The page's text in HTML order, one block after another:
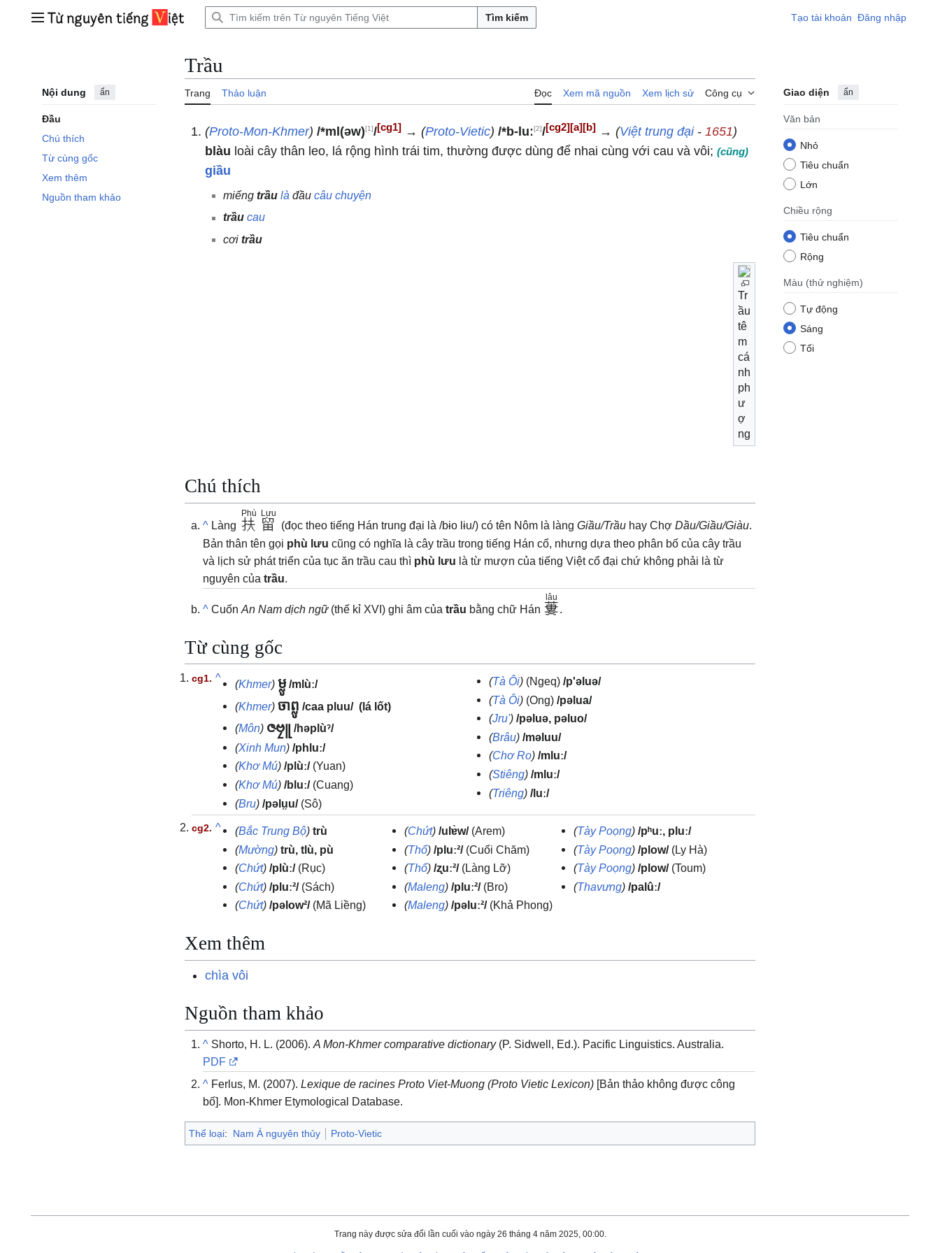
Trình đơn chính Tìm kiếm Tạo tài khoản Đăng nhập
Nội dung ẩn
Đầu
Chú thích
Từ cùng gốc
Xem thêm
Nguồn tham khảo
Trầu
Trang Thảo luận Đọc Xem mã nguồn Xem lịch sử Công cụ Giao diện ẩn
Văn bản
Nhỏ
Tiêu chuẩn
Lớn
Chiều rộng
Tiêu chuẩn
Rộng
Màu (thử nghiệm)
Tự động
Sáng
Tối
(Proto-Mon-Khmer) /*ml(əw)[1]/[cg1] →(Proto-Vietic) /*b-luː[2]/[cg2][a][b] →(Việt trung đại-1651)
blàu loài cây thân leo, lá rộng hình trái tim, thường được dùng để nhai cùng với cau và vôi;(cũng)
giầu
miếngtrầu là đầucâu chuyện
trầu cau
cơitrầu
Tr
ầu
tê
m
cá
nh
ph
ư
ợ
ng
Chú thích
^ Làng 扶
Phù
留
Lưu
(đọc theo tiếng Hán trung đại là /bɨo lɨu/) có tên Nôm là làng Giầu/Trầuhay Chợ Dầu/Giầu/Giàu.
Bản thân tên gọi phù lưu cũng có nghĩa là cây trầu trong tiếng Hán cổ, nhưng dựa theo phân bố của cây trầu
và lịch sử phát triển của tục ăn trầu cau thì phù lưu là từ mượn của tiếng Việt cổ đại chứ không phải là từ
nguyên củatrầu
^ CuốnAn Nam dịch ngữ(thế kỉ XVI) ghi âm củatrầu bằng chữ Hán 蔞
lâu
.
Từ cùng gốc
^ (Khmer) ម្លូ /mlùː/
(Khmer) ចាព្លូ /caa pluu/ (lá lốt)
(Môn) ဇဗၠူ /həplùˀ/
(Xinh Mun) /phluː/
(Khơ Mú) /plùː/(Yuan)
(Khơ Mú) /bluː/(Cuang)
(Bru) /pəlṳu/(Sô)
(Tà Ôi)(Ngeq) /p'əluə/
(Tà Ôi)(Ong) /pəlua/
(Jru') /pəluə, pəluo/
(Brâu) /məluu/
(Chơ Ro) /mluː/
(Stiêng) /mluː/
(Triêng) /luː/
^ (Bắc Trung Bộ) trù
(Mường) trù, tlù, pù
(Chứt) /plùː/(Rục)
(Chứt) /pluː²/(Sách)
(Chứt) /pəlow²/(Mã Liềng)
(Chứt) /ulɐ̀w/(Arem)
(Thổ) /pluː²/(Cuối Chăm)
(Thổ) /ʐuː²/(Làng Lỡ)
(Maleng) /pluː²/(Bro)
(Maleng) /pəluː²/(Khả Phong)
(Tày Poọng) /pʰuː, pluː/
(Tày Poọng) /plow/(Ly Hà)
(Tày Poọng) /plow/(Toum)
(Thavưng) /palûː/
Xem thêm
chìa vôi
Nguồn tham khảo
^ Shorto, H. L. (2006).A Mon-Khmer comparative dictionary(P. Sidwell, Ed.). Pacific Linguistics. Australia.
PDF
^ Ferlus, M. (2007).Lexique de racines Proto Viet-Muong (Proto Vietic Lexicon) [Bản thảo không được công
bố]. Mon-Khmer Etymological Database.
Thể loại: Nam Á nguyên thủy Proto-Vietic
Trang này được sửa đổi lần cuối vào ngày 26 tháng 4 năm 2025, 00:00.